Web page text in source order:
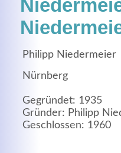
Philipp Niedermeier
Nürnberg
Gegründet: 1935
Gründer: Philipp
Geschlossen: 1960
Lorem ipsum dolor sit
elit. Aenean